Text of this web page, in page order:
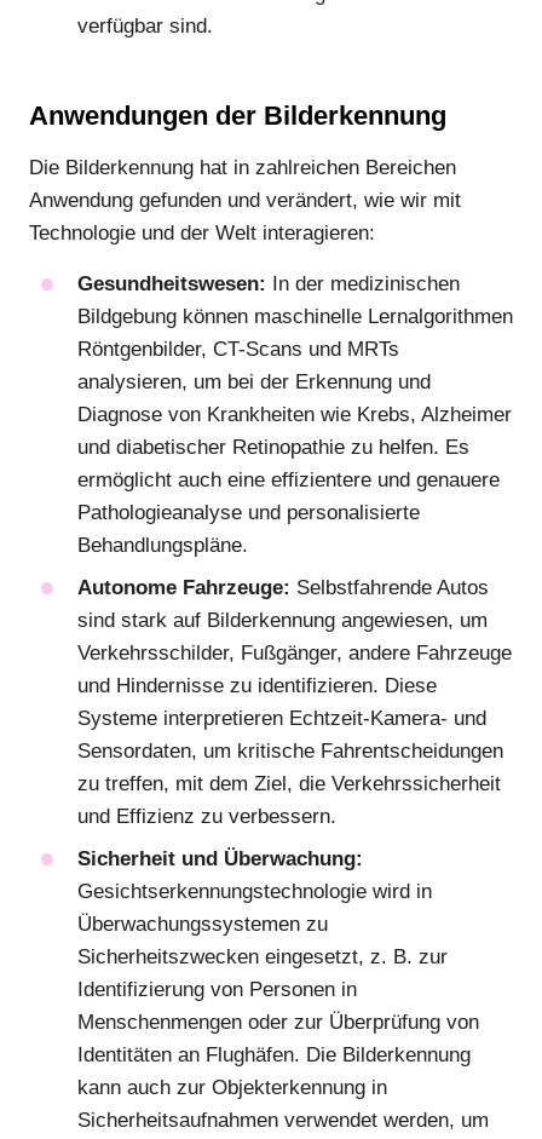
verfügbar sind.
Anwendungen der Bilderkennung
Die Bilderkennung hat in zahlreichen Bereichen
Anwendung gefunden und verändert, wie wir mit
Technologie und der Welt interagieren:
Gesundheitswesen: In der medizinischen
Bildgebung können maschinelle Lernalgorithmen
Röntgenbilder, CT-Scans und MRTs
analysieren, um bei der Erkennung und
Diagnose von Krankheiten wie Krebs, Alzheimer
und diabetischer Retinopathie zu helfen. Es
ermöglicht auch eine effizientere und genauere
Pathologieanalyse und personalisierte
Behandlungspläne.
Autonome Fahrzeuge: Selbstfahrende Autos
sind stark auf Bilderkennung angewiesen, um
Verkehrsschilder, Fußgänger, andere Fahrzeuge
und Hindernisse zu identifizieren. Diese
Systeme interpretieren Echtzeit-Kamera- und
Sensordaten, um kritische Fahrentscheidungen
zu treffen, mit dem Ziel, die Verkehrssicherheit
und Effizienz zu verbessern.
Sicherheit und Überwachung:
Gesichtserkennungstechnologie wird in
Überwachungssystemen zu
Sicherheitszwecken eingesetzt, z. B. zur
Identifizierung von Personen in
Menschenmengen oder zur Überprüfung von
Identitäten an Flughäfen. Die Bilderkennung
kann auch zur Objekterkennung in
Sicherheitsaufnahmen verwendet werden, um